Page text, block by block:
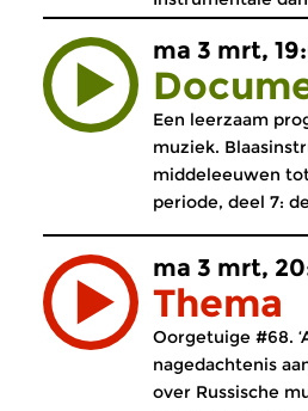
ma 3 mrt,
Een leerzaam
muziek.
middeleeuwen
periode, deel 7:
ma 3 mrt,
Thema
Oorgetuige #68.
nagedachtenis
over Russische